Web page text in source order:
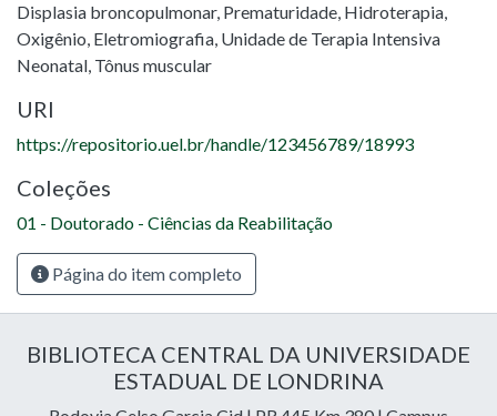
Displasia broncopulmonar, Prematuridade, Hidroterapia,
Oxigênio, Eletromiografia, Unidade de Terapia Intensiva
Neonatal, Tônus muscular
URI
https://repositorio.uel.br/handle/123456789/18993
Coleções
01 - Doutorado - Ciências da Reabilitação
Página do item completo
BIBLIOTECA CENTRAL DA UNIVERSIDADE
ESTADUAL DE LONDRINA